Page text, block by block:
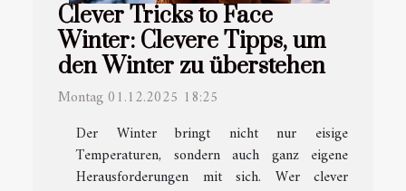
Clever Tricks to Face
Winter: Clevere Tipps, um
den Winter zu überstehen
Montag 01.12.2025 18:25
Der Winter bringt nicht nur eisige
Temperaturen, sondern auch ganz eigene
Herausforderungen mit sich. Wer clever